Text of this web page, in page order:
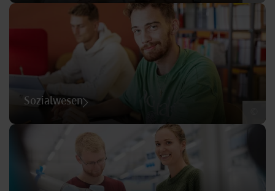
Sozialwesen